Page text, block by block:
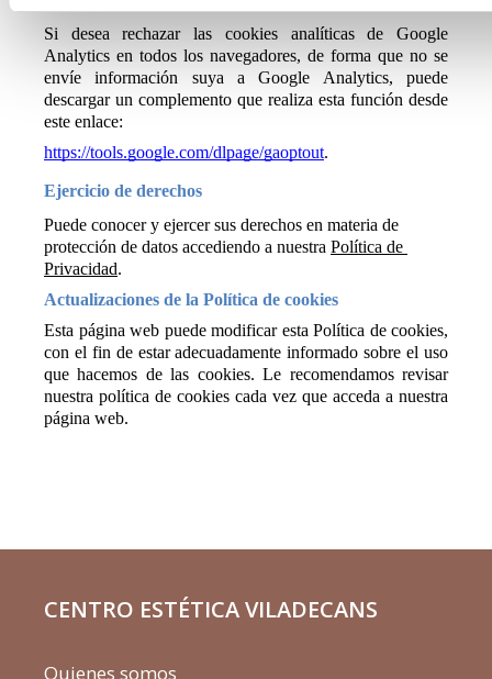
Si desea rechazar las cookies analíticas de Google
Analytics en todos los navegadores, de forma que no se
envíe información suya a Google Analytics, puede
descargar un complemento que realiza esta función desde
este enlace:
https://tools.google.com/dlpage/gaoptout.
Ejercicio de derechos
Puede conocer y ejercer sus derechos en materia de
protección de datos accediendo a nuestra Política de
Privacidad.
Actualizaciones de la Política de cookies
Esta página web puede modificar esta Política de cookies,
con el fin de estar adecuadamente informado sobre el uso
que hacemos de las cookies. Le recomendamos revisar
nuestra política de cookies cada vez que acceda a nuestra
página web.
CENTRO ESTÉTICA VILADECANS
Quienes somos